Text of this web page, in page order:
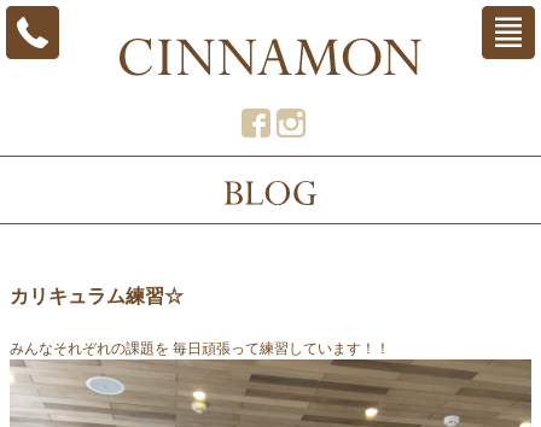
カリキュラム練習☆
みんなそれぞれの課題を 毎日頑張って練習しています！！